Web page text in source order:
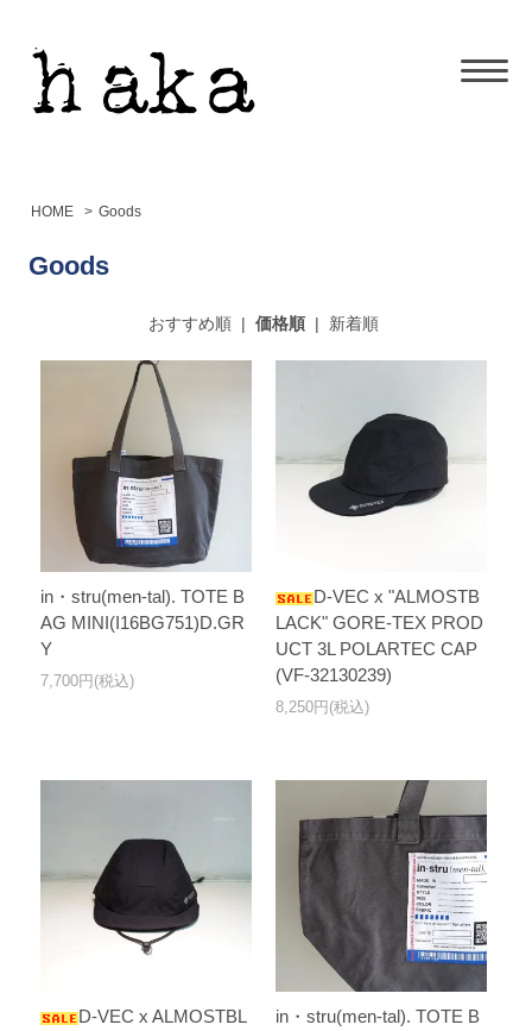
HOME > Goods
Goods
おすすめ順| 価格順| 新着順
in・stru(men-tal). TOTE B
AG MINI(I16BG751)D.GR
Y
7,700円(税込)
D-VEC x "ALMOSTB
LACK" GORE-TEX PROD
UCT 3L POLARTEC CAP
(VF-32130239)
8,250円(税込)
D-VEC x ALMOSTBL
in・stru(men-tal). TOTE B